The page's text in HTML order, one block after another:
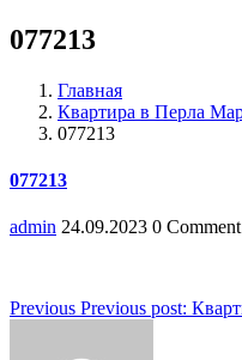
077213
Главная
Квартира в Перла
077213
077213
admin 24.09.2023 0 Comment
Навигация
Previous Previous post: